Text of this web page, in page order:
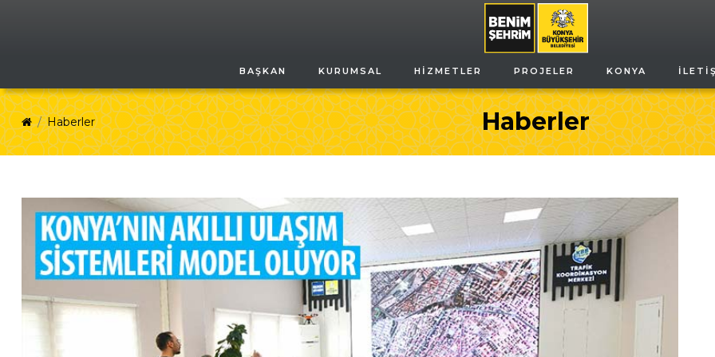
BAŞKAN KURUMSAL HIZMETLER PROJELER KONYA
Haberler
Haberler